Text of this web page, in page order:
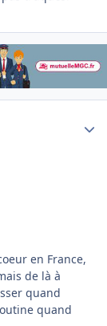
en France,
de là à
quand
quand